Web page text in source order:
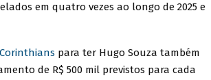
em quatro vezes ao longo de 2025 e
Corinthians para ter Hugo Souza também
de R$ 500 mil previstos para cada